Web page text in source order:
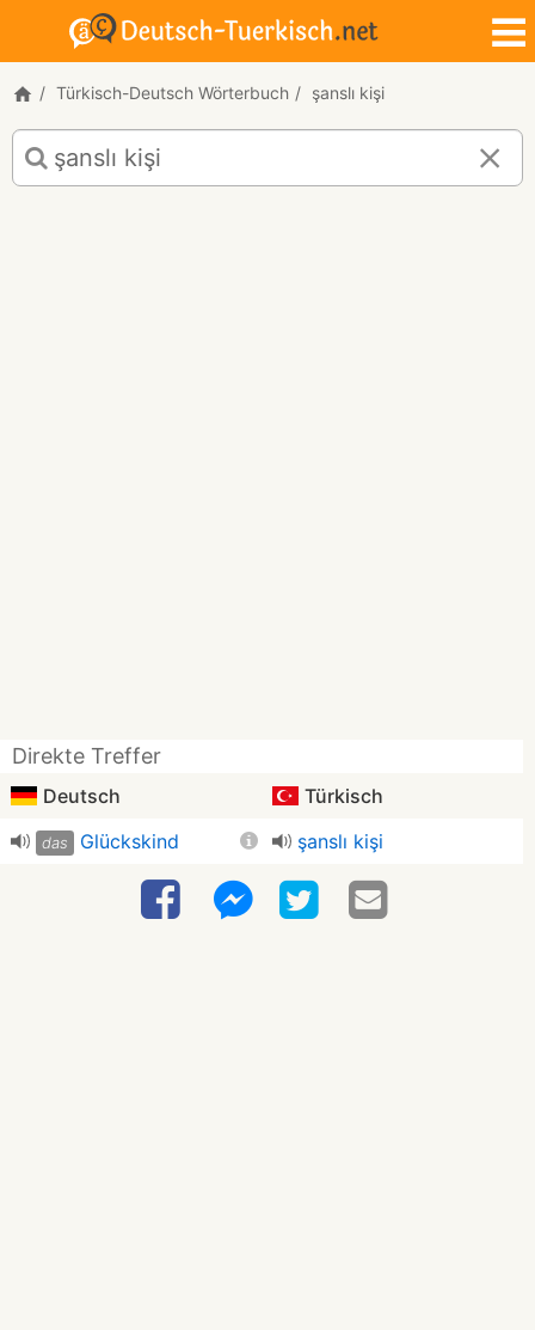
Türkisch-Deutsch Wörterbuch şanslı kişi
Türkisch-
Deutsch
Übersetzung
Direkte Treffer
Deutsch Türkisch
das Glückskind şanslı kişi